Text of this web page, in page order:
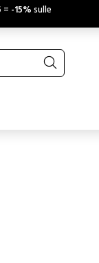
= -15%sulle